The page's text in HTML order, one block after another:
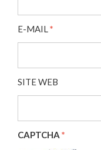
E-MAIL*
SITE WEB
CAPTCHA *